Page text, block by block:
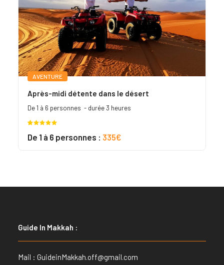
AVENTURE
Après-midi détente dans le désert
De 1 à 6 personnes - durée 3 heures
sur 5
De 1 à 6 personnes : 335€
Guide In Makkah :
Mail : GuideinMakkah.off@gmail.com